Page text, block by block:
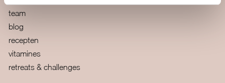
team
blog
recepten
vitamines
retreats & challenges